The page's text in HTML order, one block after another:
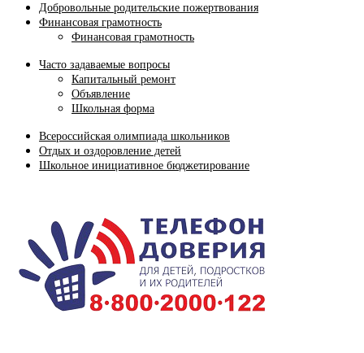
Добровольные родительские пожертвования
Финансовая грамотность
Финансовая грамотность
Часто задаваемые вопросы
Капитальный ремонт
Объявление
Школьная форма
Всероссийская олимпиада школьников
Отдых и оздоровление детей
Школьное инициативное бюджетирование